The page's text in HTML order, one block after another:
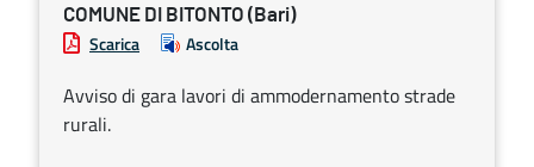
COMUNE DI BITONTO (Bari)
Scarica Ascolta
Avviso di gara lavori di ammodernamento strade
rurali.